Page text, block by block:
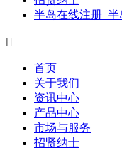
半岛在线注册_半

首页
关于我们
资讯中心
产品中心
市场与服务
招贤纳士